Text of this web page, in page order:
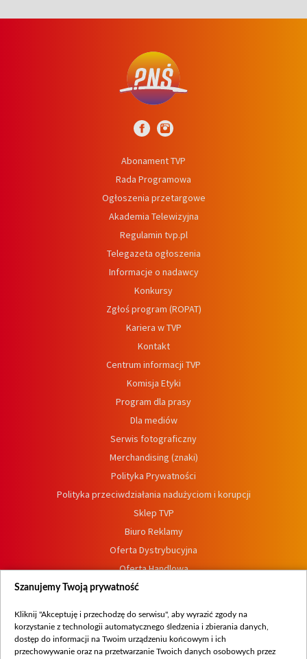
Abonament TVP
Rada Programowa
Ogłoszenia przetargowe
Akademia Telewizyjna
Regulamin tvp.pl
Telegazeta ogłoszenia
Informacje o nadawcy
Konkursy
Zgłoś program (ROPAT)
Kariera w TVP
Kontakt
Centrum informacji TVP
Komisja Etyki
Program dla prasy
Dla mediów
Serwis fotograficzny
Merchandising (znaki)
Polityka Prywatności
Polityka przeciwdziałania nadużyciom i korupcji
Sklep TVP
Biuro Reklamy
Oferta Dystrybucyjna
Oferta Handlowa
Dostępność
Procedura zgłoszeń wewnętrznych
Szanujemy Twoją prywatność
Kliknij "Akceptuję i przechodzę do serwisu", aby wyrazić zgody na
korzystanie z technologii automatycznego śledzenia i zbierania danych,
dostęp do informacji na Twoim urządzeniu końcowym i ich
przechowywanie oraz na przetwarzanie Twoich danych osobowych przez